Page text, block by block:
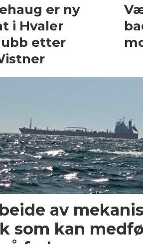
er ny
i Hvaler
etter
av
som kan